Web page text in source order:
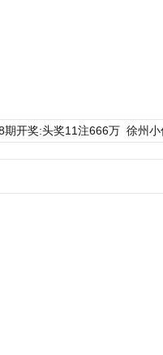
期开奖:头奖11注666万 徐州